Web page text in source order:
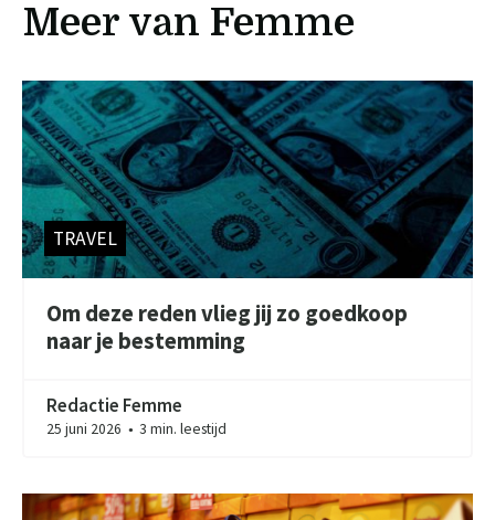
Meer van Femme
TRAVEL
Om deze reden vlieg jij zo goedkoop
naar je bestemming
Redactie Femme
25 juni 2026 ● 3 min. leestijd